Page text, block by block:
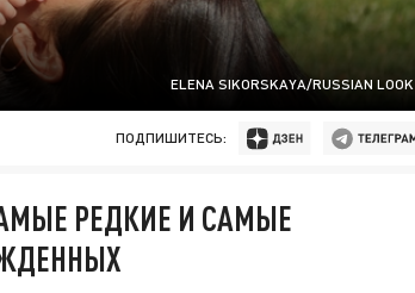
ELENA SIKORSKAYA/RUSSIAN LOOK
ПОДПИШИТЕСЬ:
РЕДКИЕ И САМЫЕ